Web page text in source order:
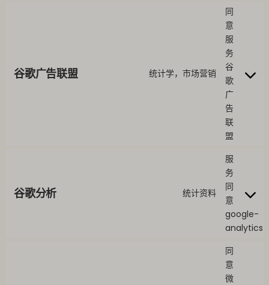
谷歌广告联盟 统计学，市场营销
同
意
服
务
谷
歌
广
告
联
盟
谷歌分析 统计资料
服
务
同
意
google-
analytics
同
意
微